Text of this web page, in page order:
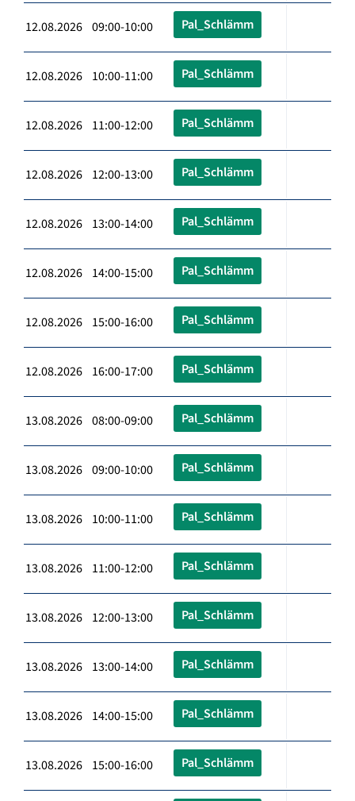
12.08.2026 09:00-10:00 Pal_Schlämm
12.08.2026 10:00-11:00 Pal_Schlämm
12.08.2026 11:00-12:00 Pal_Schlämm
12.08.2026 12:00-13:00 Pal_Schlämm
12.08.2026 13:00-14:00 Pal_Schlämm
12.08.2026 14:00-15:00 Pal_Schlämm
12.08.2026 15:00-16:00 Pal_Schlämm
12.08.2026 16:00-17:00 Pal_Schlämm
13.08.2026 08:00-09:00 Pal_Schlämm
13.08.2026 09:00-10:00 Pal_Schlämm
13.08.2026 10:00-11:00 Pal_Schlämm
13.08.2026 11:00-12:00 Pal_Schlämm
13.08.2026 12:00-13:00 Pal_Schlämm
13.08.2026 13:00-14:00 Pal_Schlämm
13.08.2026 14:00-15:00 Pal_Schlämm
13.08.2026 15:00-16:00 Pal_Schlämm